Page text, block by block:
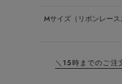
Mサイズ（リボンレース
＼15時までのご注